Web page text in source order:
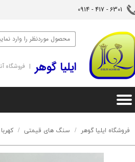
تغییر گذر واژه
سفارشات
خروج از حساب کاربری
6301 - 417 - 0914​​​​​​​
‌ایلیا گوهر | فروشگاه
فروشگاه ایلیا گوهر سنگ های قیمتی کهربا